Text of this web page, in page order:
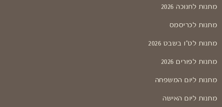
מתנות לחנוכה 2026
מתנות לכריסמס
מתנות לט"ו בשבט 2026
מתנות לפורים 2026
מתנות ליום המשפחה
מתנות ליום האישה